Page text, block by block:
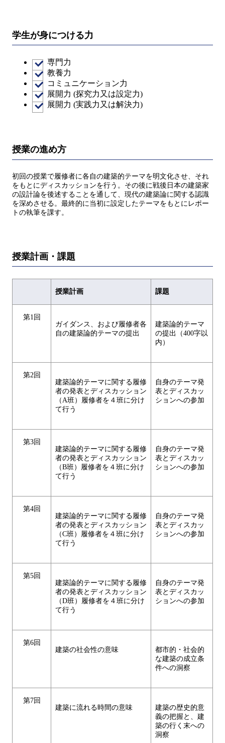
学生が身につける力
専門力
教養力
コミュニケーション力
展開力 (探究力又は設定力)
展開力 (実践力又は解決力)
授業の進め方
初回の授業で履修者に各自の建築的テーマを明文化させ、それ
をもとにディスカッションを行う。その後に戦後日本の建築家
の設計論を後述することを通して、現代の建築論に関する認識
を深めさせる。最終的に当初に設定したテーマをもとにレポー
トの執筆を課す。
授業計画・課題
授業計画 課題
第1回
ガイダンス、および履修者各
自の建築論的テーマの提出
建築論的テーマ
の提出（400字以
内）
第2回
建築論的テーマに関する履修
者の発表とディスカッション
（A班）履修者を４班に分け
て行う
自身のテーマ発
表とディスカッ
ションへの参加
第3回
建築論的テーマに関する履修
者の発表とディスカッション
（B班）履修者を４班に分け
て行う
自身のテーマ発
表とディスカッ
ションへの参加
第4回
建築論的テーマに関する履修
者の発表とディスカッション
（C班）履修者を４班に分け
て行う
自身のテーマ発
表とディスカッ
ションへの参加
第5回
建築論的テーマに関する履修
者の発表とディスカッション
（D班）履修者を４班に分け
て行う
自身のテーマ発
表とディスカッ
ションへの参加
第6回
建築の社会性の意味
都市的・社会的
な建築の成立条
件への洞察
第7回
建築に流れる時間の意味
建築の歴史的意
義の把握と、建
築の行く末への
洞察